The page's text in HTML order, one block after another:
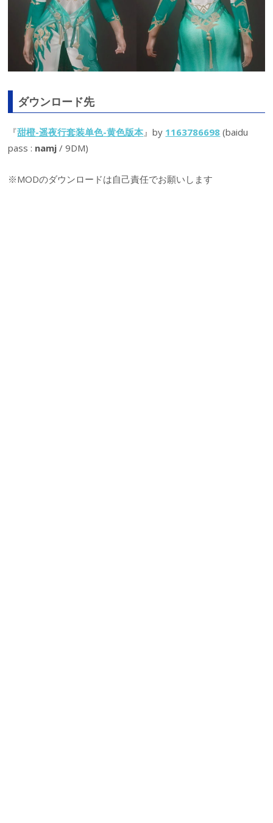
ダウンロード先
『甜橙-遥夜行套装单色-黄色版本』by 1163786698 (baidu
pass : namj / 9DM)
※MODのダウンロードは自己責任でお願いします